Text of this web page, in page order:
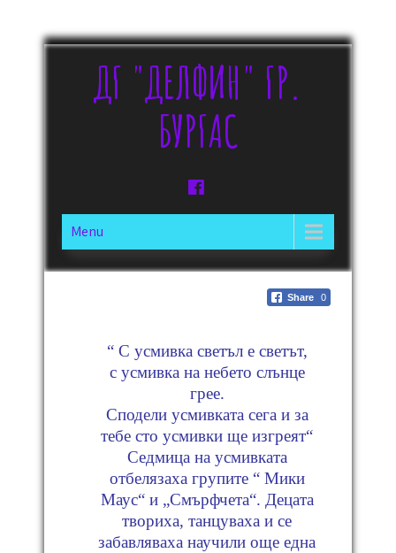
ДГ "ДЕЛФИН" ГР.
БУРГАС
Menu
Share 0
“ С усмивка светъл е светът,
с усмивка на небето слънце
грее.
Сподели усмивката сега и за
тебе сто усмивки ще изгреят“
Седмица на усмивката
отбелязаха групите “ Мики
Маус“ и „Смърфчета“. Децата
твориха, танцуваха и се
забавляваха научили още една